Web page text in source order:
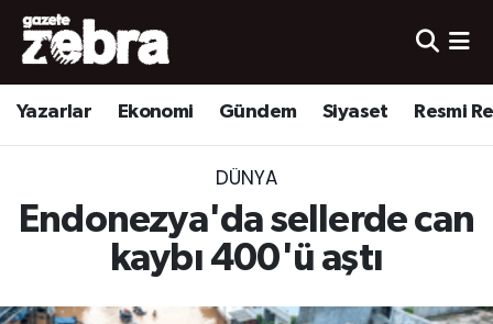
Yazarlar Ekonomi Gündem Siyaset Resmi
DÜNYA
Endonezya'da sellerde can
kaybı 400'ü aştı
Yazarlar
Ekonomi
Spor
Nöbetçi Eczaneler
Hava Durumu
Süper Lig Puan Durumu ve Fikstür
Tüm Manşetler